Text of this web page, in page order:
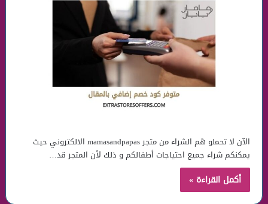
الآن لا تحملو هَم الشراء من متجر mamasandpapas الالكتروني حيث
يمكنكم شراء جميع احتياجات أطفالكم و ذلك لأن المتجر قد…
أكمل القراءة »